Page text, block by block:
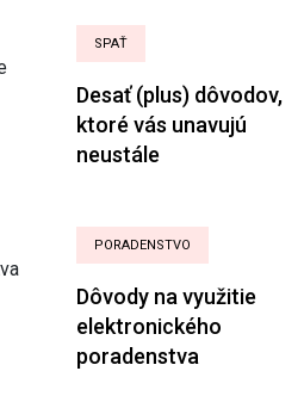
SPAŤ
Desať (plus) dôvodov,
ktoré vás unavujú
neustále
PORADENSTVO
Dôvody na využitie
elektronického
poradenstva